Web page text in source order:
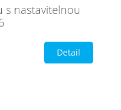
s nastavitelnou
Detail